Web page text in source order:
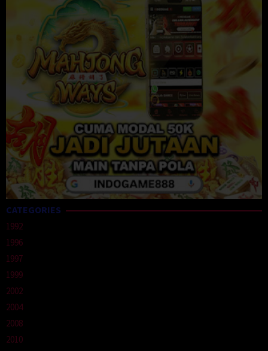
CATEGORIES
1992
1996
1997
1999
2002
2004
2008
2010